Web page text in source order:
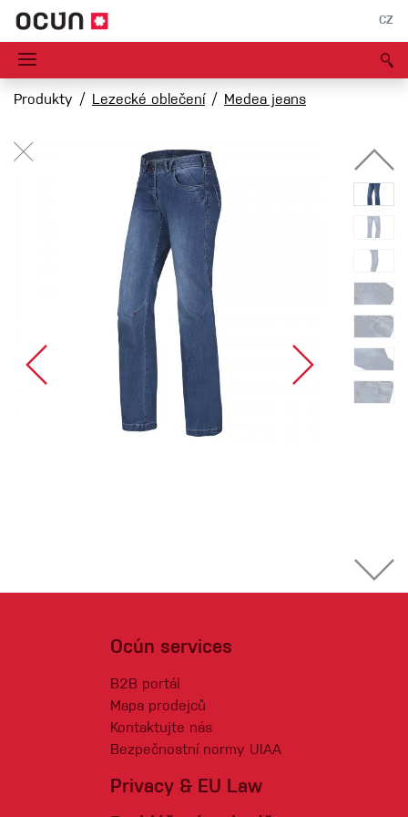
CZ
Produkty Lezecké oblečení Medea jeans
Ocún services
B2B portál
Mapa prodejců
Kontaktujte nás
Bezpečnostní normy UIAA
Privacy & EU Law